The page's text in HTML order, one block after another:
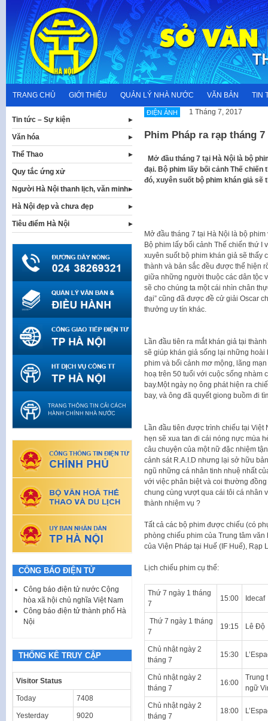
content
TRANG CHỦ GIỚI THIỆU QUẢN LÝ NHÀ NƯỚC VĂN BẢN TIN
ĐIỆN ẢNH 1 Tháng 7, 2017
Phim Pháp ra rạp tháng 7
Mở đầu tháng 7 tại Hà Nội là bộ
đại. Bộ phim lấy bối cảnh Thế
đó, xuyên suốt bộ phim khán giả
Mở đầu tháng 7 tại Hà Nội là bộ
Bộ phim lấy bối cảnh Thế chiến thứ I
xuyên suốt bộ phim khán giả sẽ thấy
thành và bản sắc đều được thể hiện
giữa những người thuộc các dân tộc
sẽ cho chúng ta một cái nhìn chân
đại” cũng đã được đề cử giải Oscar
thưởng uy tín khác.
Lần đầu tiên ra mắt khán giả tại
sẽ giúp khán giả sống lại những
phim và bối cảnh mơ mộng, lãng
hoạ trên 50 tuổi với cuộc sống nhàm
bay.Một ngày nọ ông phát hiện ra
bay, và ông đã quyết giong buồm đi
Lần đầu tiên được trình chiếu tại Việt
hẹn sẽ xua tan đi cái nóng nực mùa
câu chuyện của một nữ đặc nhiệm
cảnh sát R.A.I.D nhưng lại sở hữu
ngũ những cá nhân tinh nhuệ nhất
với việc phân biệt và coi thường
chung cùng vượt qua cái tôi cá nhân
thành nhiệm vụ ?
Tất cả các bộ phim được chiếu (có
phòng chiếu phim của Trung tâm văn
của Viện Pháp tại Huế (IF Huế), Rạp
Lịch chiếu phim cụ thể:
Thứ 7 ngày 1 tháng
7
15:00 Idecaf
Thứ 7 ngày 1 tháng
7
19:15 Lê Độ
Chủ nhật ngày 2
tháng 7
15:30
Chủ nhật ngày 2
tháng 7
16:00
Trung
ngữ
Chủ nhật ngày 2
tháng 7
18:00
Tin tức – Sự kiện
Văn hóa
Thể Thao
Quy tắc ứng xử
Người Hà Nội thanh lịch, văn minh
Hà Nội đẹp và chưa đẹp
Tiêu điểm Hà Nội
CÔNG BÁO ĐIỆN TỬ
Công báo điện tử nước Cộng
hòa xã hội chủ nghĩa Việt Nam
Công báo điện tử thành phố Hà
Nội
THỐNG KÊ TRUY CẬP
Visitor Status
Today 7408
Yesterday 9020